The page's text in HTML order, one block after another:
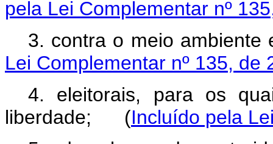
pela Lei Complementar nº
3. contra o meio
Lei Complementar nº 135, de
4. eleitorais, para os
liberdade;
(Incluído pela